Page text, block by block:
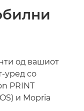
од вашиот
уред со
PRINT
и Mopria